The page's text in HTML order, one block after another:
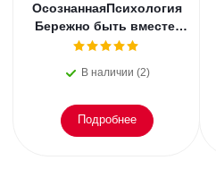
ОсознаннаяПсихология
Бережно быть вместе.
Второе дыхание любви,
эмоциональное
В наличии (2)
Подробнее